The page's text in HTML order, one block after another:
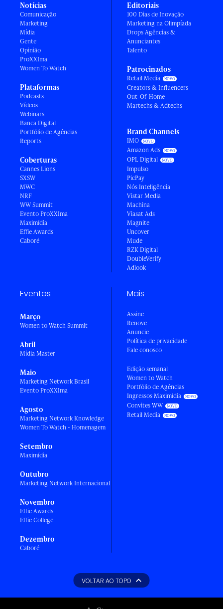
Notícias
Comunicação
Marketing
Mídia
Gente
Opinião
ProXXIma
Women To Watch
Plataformas
Podcasts
Vídeos
Webinars
Banca Digital
Portfólio de Agências
Reports
Coberturas
Cannes Lions
SXSW
MWC
NRF
WW Summit
Evento ProXXIma
Maximídia
Effie Awards
Caboré
Editoriais
100 Dias de Inovação
Marketing na Olimpíada
Drops Agências &
Anunciantes
Talento
Patrocinados
Retail Media
Creators & Influencers
Out-Of-Home
Martechs & Adtechs
Brand Channels
IMO
Amazon Ads
OPL Digital
Impulso
PicPay
Nós Inteligência
Vistar Media
Machina
Viasat Ads
Magnite
Uncover
Mude
RZK Digital
DoubleVerify
Adlook
Eventos
Março
Women to Watch Summit
Abril
Mídia Master
Maio
Marketing Network Brasil
Evento ProXXIma
Agosto
Marketing Network Knowledge
Women To Watch - Homenagem
Setembro
Maximídia
Outubro
Marketing Network Internacional
Novembro
Effie Awards
Effie College
Dezembro
Caboré
Mais
Assine
Renove
Anuncie
Política de privacidade
Fale conosco
Edição semanal
Women to Watch
Portfólio de Agências
Ingressos Maximídia
Convites WW
Retail Media
VOLTAR AO TOPO